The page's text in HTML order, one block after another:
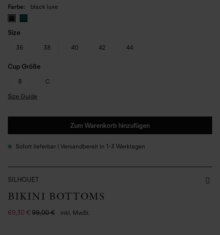
Farbe black luxe
Size
36
38 40 42 44
Cup Größe
B
C
Size Guide
Zum Warenkorb hinzufügen
Sofort lieferbar | Versandbereit in 1-3 Werktagen
SILHOUET
BIKINI BOTTOMS
69,30 € 99,00 € inkl. MwSt.